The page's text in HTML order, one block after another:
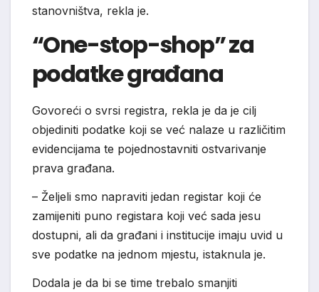
stanovništva, rekla je.
“One-stop-shop” za
podatke građana
Govoreći o svrsi registra, rekla je da je cilj
objediniti podatke koji se već nalaze u različitim
evidencijama te pojednostavniti ostvarivanje
prava građana.
– Željeli smo napraviti jedan registar koji će
zamijeniti puno registara koji već sada jesu
dostupni, ali da građani i institucije imaju uvid u
sve podatke na jednom mjestu, istaknula je.
Dodala je da bi se time trebalo smanjiti